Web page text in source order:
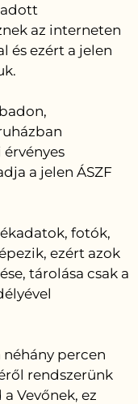
az interneten
és ezért a jelen
a jelen ÁSZF
fotók,
ezért azok
tárolása csak a
percen
rendszerünk
Vevőnek, ez